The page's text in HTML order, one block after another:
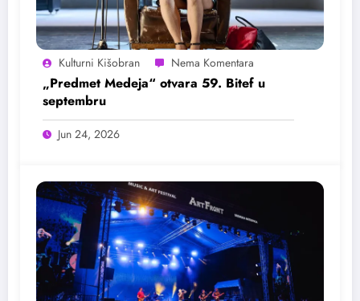
Kulturni Kišobran
„Predmet Medeja“ otvara 59. Bitef u
septembru
Jun 24, 2026